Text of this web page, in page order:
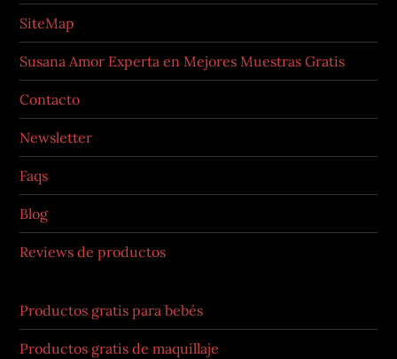
SiteMap
Susana Amor Experta en Mejores Muestras Gratis
Contacto
Newsletter
Faqs
Blog
Reviews de productos
Productos gratis para bebés
Productos gratis de maquillaje